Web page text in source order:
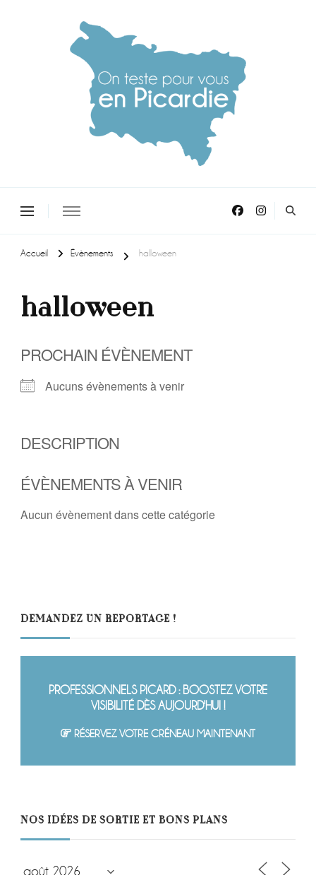
Accueil Évènements halloween
halloween
PROCHAIN ÉVÈNEMENT
Aucuns évènements à venir
DESCRIPTION
ÉVÈNEMENTS À VENIR
Aucun évènement dans cette catégorie
DEMANDEZ UN REPORTAGE !
PROFESSIONNELS PICARD : BOOSTEZ VOTRE
VISIBILITÉ DÈS AUJOURD'HUI !
RÉSERVEZ VOTRE CRÉNEAU MAINTENANT
NOS IDÉES DE SORTIE ET BONS PLANS